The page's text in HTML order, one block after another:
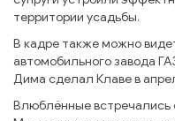
территории усадьбы.
В кадре также можно
автомобильного завода
Дима сделал Клаве в
Влюблённые встречались